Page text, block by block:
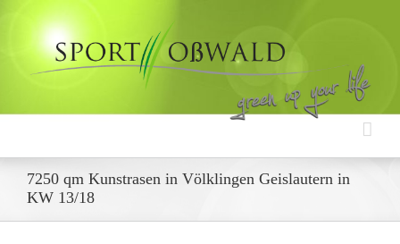
7250 qm Kunstrasen in Völklingen Geislautern in
KW 13/18